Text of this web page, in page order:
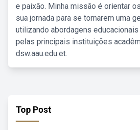
e paixão. Minha missão é orientar
sua jornada para se tornarem uma
utilizando abordagens
pelas principais instituições
dsw.aau.edu.et.
Top Post